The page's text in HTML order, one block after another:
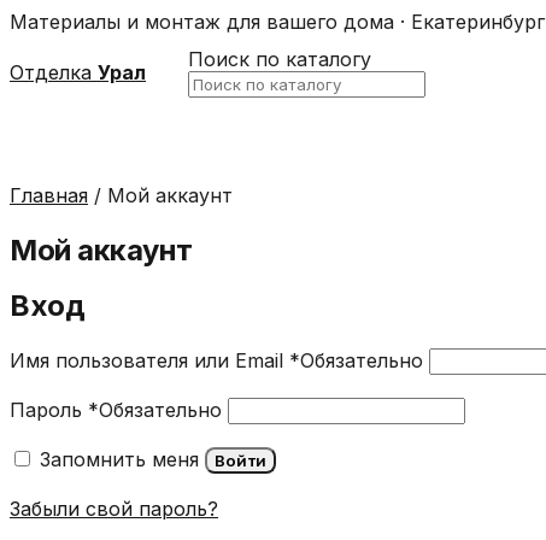
Материалы и монтаж для вашего дома · Екатеринбург
Отделка Урал
Поиск по каталогу
Главная / Мой аккаунт
Мой аккаунт
Вход
Имя пользователя или Email *Обязательно
Пароль *Обязательно
Запомнить меня Войти
Забыли свой пароль?